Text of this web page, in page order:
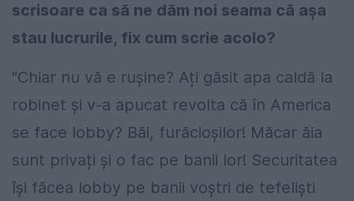
scrisoare ca să ne dăm noi seama că așa
stau lucrurile, fix cum scrie acolo?
"Chiar nu vă e rușine? Ați găsit apa caldă la
robinet și v-a apucat revolta că în America
se face lobby? Băi, furăcioșilor! Măcar ăia
sunt privați și o fac pe banii lor! Securitatea
își făcea lobby pe banii voștri de tefeliști